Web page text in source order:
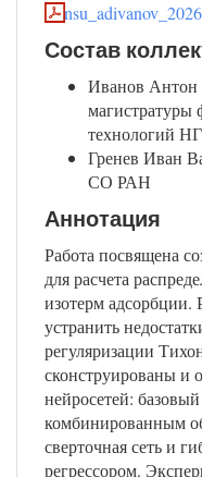
Состав
Иванов Антон
магистратуры
технологий
Гренев Иван
СО РАН
Аннотация
Работа посвящена
для расчета
изотерм адсорбции.
устранить
регуляризации
сконструированы и
нейросетей:
комбинированным
сверточная сеть и
регрессором.